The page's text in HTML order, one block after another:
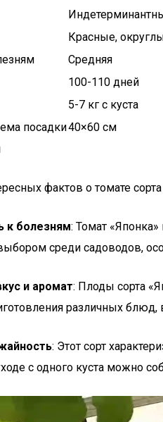
Красные,
Средняя
100-110 дней
5-7 кг с куста
посадки40×60 см
фактов о томате
к болезням: Томат
среди садоводов,
и аромат: Плоды сорта
различных блюд,
: Этот сорт
с одного куста можно